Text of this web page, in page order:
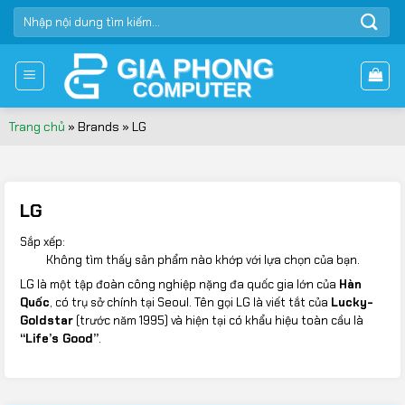
Bỏ
qua
dung
TÌM
KIẾM:
Trang chủ » Brands » LG
LG
Sắp xếp:
Không tìm thấy sản phẩm nào khớp với lựa chọn của bạn.
LG là một tập đoàn công nghiệp nặng đa quốc gia lớn của Hàn
Quốc, có trụ sở chính tại Seoul. Tên gọi LG là viết tắt của Lucky-
Goldstar (trước năm 1995) và hiện tại có khẩu hiệu toàn cầu là
“Life’s Good”.